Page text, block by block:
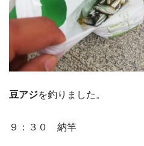
豆アジを釣りました。
９：３０ 納竿